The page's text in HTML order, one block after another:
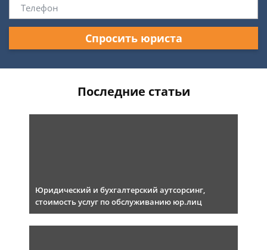
Спросить юриста
Последние статьи
Юридический и бухгалтерский аутсорсинг,
стоимость услуг по обслуживанию юр.лиц